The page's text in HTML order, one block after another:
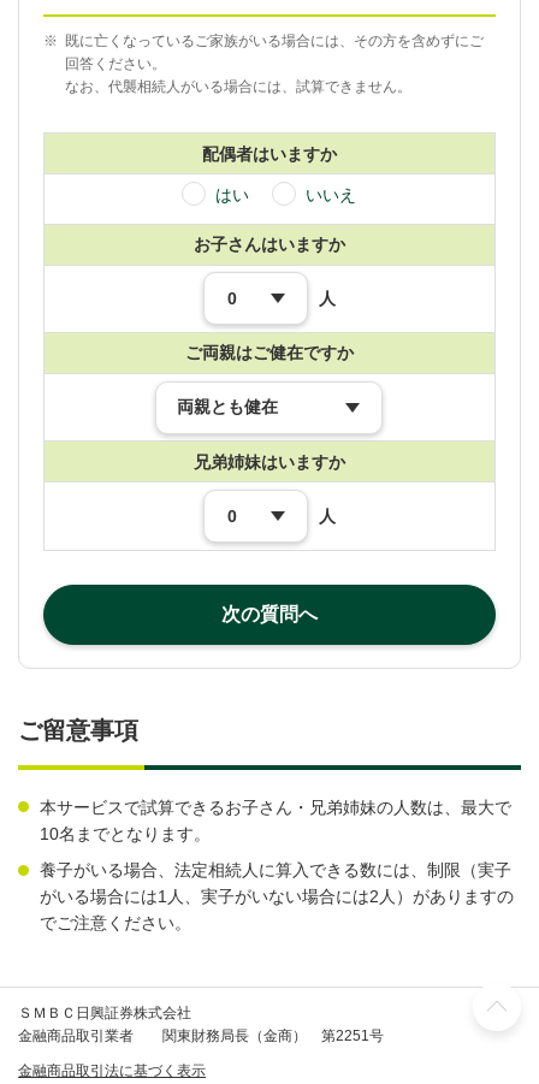
※ 既に亡くなっているご家族がいる場合には、その方を含めずにご
回答ください。
なお、代襲相続人がいる場合には、試算できません。
配偶者はいますか
はい いいえ
お子さんはいますか
人
ご両親はご健在ですか
兄弟姉妹はいますか
人
次の質問へ
ご留意事項
本サービスで試算できるお子さん・兄弟姉妹の人数は、最大で
10名までとなります。
養子がいる場合、法定相続人に算入できる数には、制限（実子
がいる場合には1人、実子がいない場合には2人）がありますの
でご注意ください。
ＳＭＢＣ日興証券株式会社
金融商品取引業者 関東財務局長（金商） 第2251号
金融商品取引法に基づく表示